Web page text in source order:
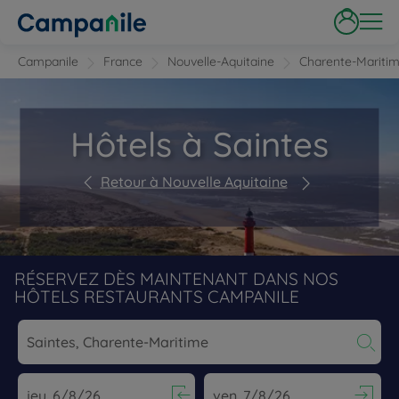
Campanile France Nouvelle-Aquitaine Charente-
Hôtels à Saintes
Retour à Nouvelle Aquitaine
RÉSERVEZ DÈS MAINTENANT DANS NOS
HÔTELS RESTAURANTS CAMPANILE